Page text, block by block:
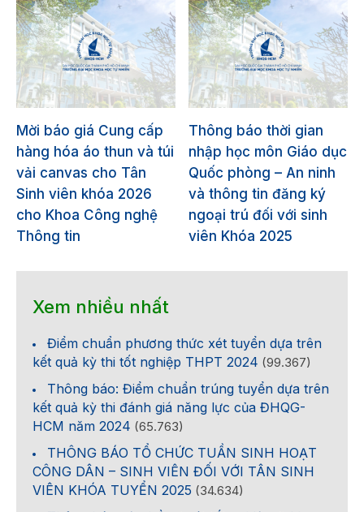
Mời báo giá Cung cấp
hàng hóa áo thun và túi
vải canvas cho Tân
Sinh viên khóa 2026
cho Khoa Công nghệ
Thông tin
Thông báo thời gian
nhập học môn Giáo dục
Quốc phòng – An ninh
và thông tin đăng ký
ngoại trú đối với sinh
viên Khóa 2025
Xem nhiều nhất
Điểm chuẩn phương thức xét tuyển dựa trên
kết quả kỳ thi tốt nghiệp THPT 2024 (99.367)
Thông báo: Điểm chuẩn trúng tuyển dựa trên
kết quả kỳ thi đánh giá năng lực của ĐHQG-
HCM năm 2024 (65.763)
THÔNG BÁO TỔ CHỨC TUẦN SINH HOẠT
CÔNG DÂN – SINH VIÊN ĐỐI VỚI TÂN SINH
VIÊN KHÓA TUYỂN 2025 (34.634)